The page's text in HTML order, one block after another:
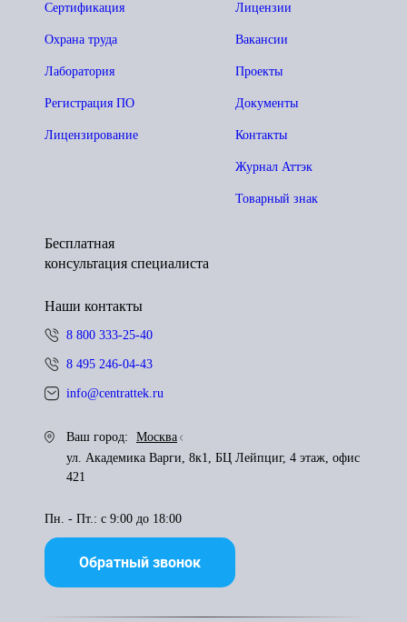
Лицензии
Вакансии
Проекты
Документы
Контакты
Журнал Аттэк
Товарный знак
Сертификация
Охрана труда
Лаборатория
Регистрация ПО
Лицензирование
Бесплатная
консультация специалиста
Наши контакты
8 800 333-25-40
8 495 246-04-43
info@centrattek.ru
Ваш город:
Москва
ул. Академика Варги, 8к1, БЦ Лейпциг, 4 этаж, офис
421
Пн. - Пт.: с 9:00 до 18:00
Обратный звонок